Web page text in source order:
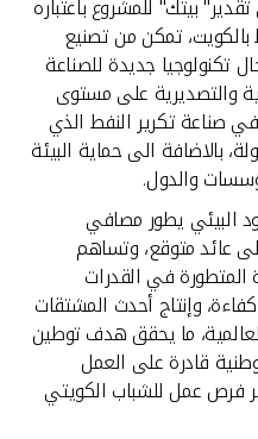
على تقدير" بيتك" للمشروع باعتباره
بالكويت، تمكن من تصنيع
تكنولوجيا جديدة للصناعة
والتصديرية على مستوى
في صناعة تكرير النفط الذي
بالاضافة الى حماية البيئة
والدول.
البيئي يطور مصافي
عائد متوقع، وتساهم
المتطورة في القدرات
وإنتاج أحدث المشتقات
ما يحقق هدف توطين
قادرة على العمل
فرص عمل للشباب الكويتي